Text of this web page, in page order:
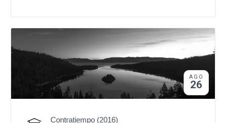
AGO
26
Contratiempo (2016)